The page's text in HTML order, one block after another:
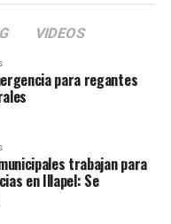
VIDEOS
para regantes
trabajan para
en Illapel: Se